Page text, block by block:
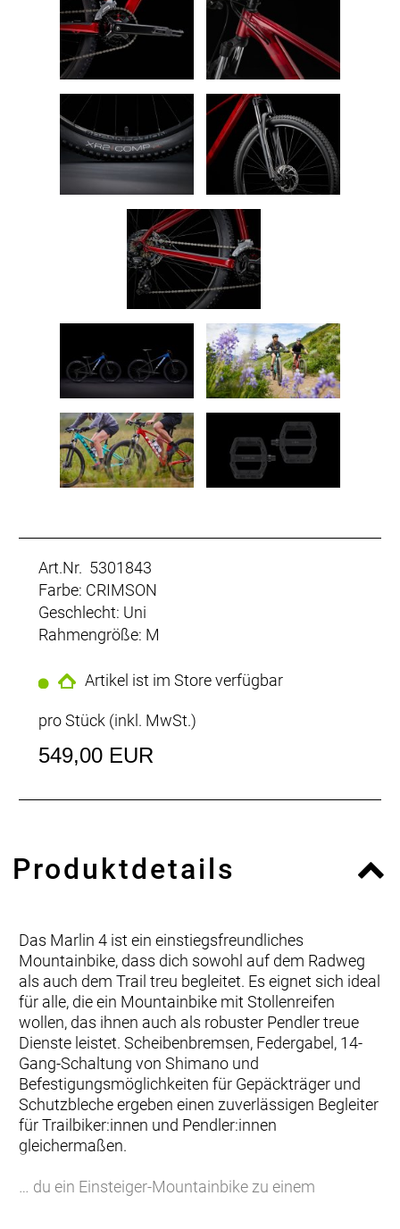
Art.Nr. 5301843
Farbe: CRIMSON
Geschlecht: Uni
Rahmengröße: M
Artikel ist im Store verfügbar
pro Stück (inkl. MwSt.)
549,00 EUR
Produktdetails
Das Marlin 4 ist ein einstiegsfreundliches
Mountainbike, dass dich sowohl auf dem Radweg
als auch dem Trail treu begleitet. Es eignet sich ideal
für alle, die ein Mountainbike mit Stollenreifen
wollen, das ihnen auch als robuster Pendler treue
Dienste leistet. Scheibenbremsen, Federgabel, 14-
Gang-Schaltung von Shimano und
Befestigungsmöglichkeiten für Gepäckträger und
Schutzbleche ergeben einen zuverlässigen Begleiter
für Trailbiker:innen und Pendler:innen
gleichermaßen.
… du ein Einsteiger-Mountainbike zu einem